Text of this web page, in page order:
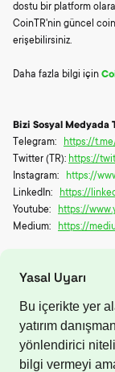
dostu bir platform
CoinTR'nin güncel
erişebilirsiniz.
Daha fazla bilgi için
Bizi Sosyal Medyada
Telegram: https://
Twitter (TR): https://
Instagram: https://
LinkedIn: https://
Youtube: https://
Medium: https://
Yasal Uyarı
Bu içerikte yer
yatırım
yönlendirici
bilgi vermeyi